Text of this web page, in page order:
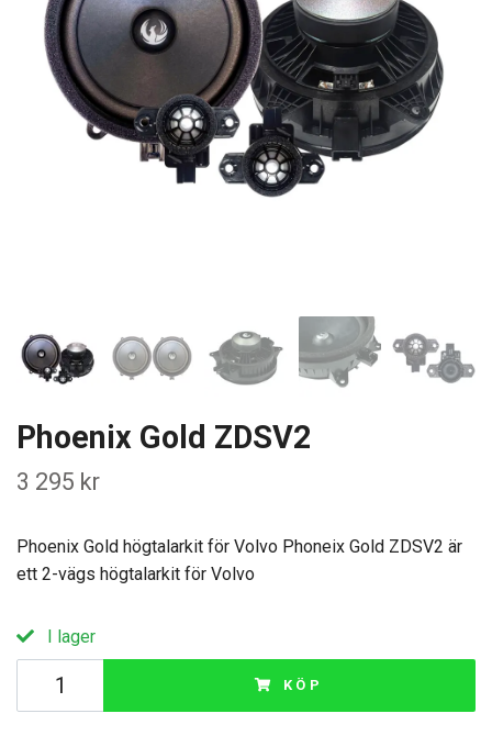
Phoenix Gold ZDSV2
3 295 kr
Phoenix Gold högtalarkit för Volvo Phoneix Gold ZDSV2 är
ett 2-vägs högtalarkit för Volvo
I lager
KÖP